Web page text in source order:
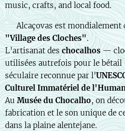
music, crafts, and local food.
🇫🇷 Alcaçovas est mondialement
"Village des Cloches".
L'artisanat des chocalhos —
utilisées autrefois pour le
séculaire reconnue par l'
Culturel Immatériel de
AuMusée du Chocalho, on
fabrication et le son unique de
dans la plaine alentejane.